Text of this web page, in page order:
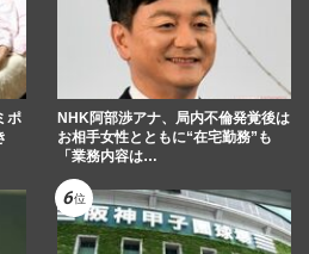
ポ
NHK阿部渉アナ、局内不倫発覚後は
お相手女性とともに“在宅勤務”も
「業務内容は…